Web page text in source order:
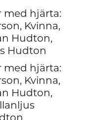
med hjärta:
Kvinna,
Hudton,
Hudton
med hjärta:
Kvinna,
Hudton,